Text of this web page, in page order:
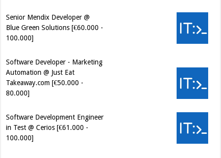
Blue Green Solutions [€60.000 -
100.000]
Automation @ Just Eat
Takeaway.com [€50.000 -
80.000]
in Test @ Cerios [€61.000 -
100.000]